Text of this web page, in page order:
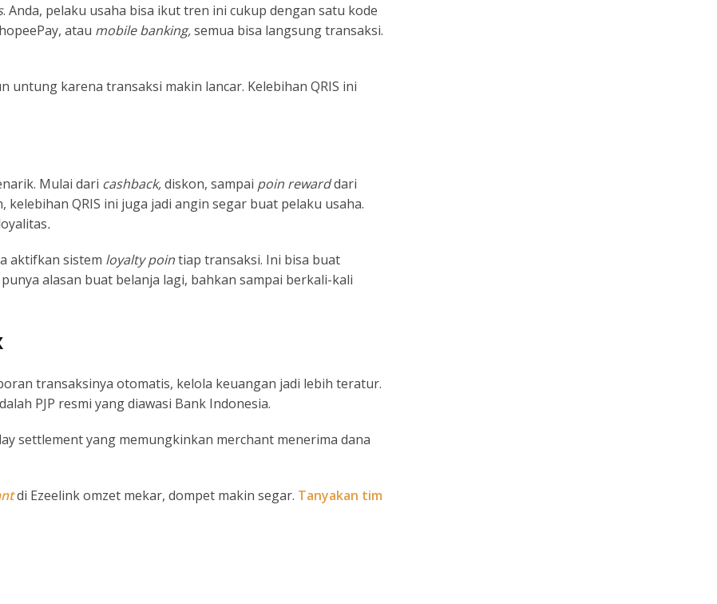
. Anda, pelaku usaha bisa ikut tren ini cukup dengan satu kode
atau mobile banking,semua bisa langsung transaksi.
untung karena transaksi makin lancar. Kelebihan QRIS ini
Mulai dari cashback,diskon, sampai poin rewarddari
QRIS ini juga jadi angin segar buat pelaku usaha.
.
aktifkan sistem loyalty pointiap transaksi. Ini bisa buat
alasan buat belanja lagi, bahkan sampai berkali-kali
transaksinya otomatis, kelola keuangan jadi lebih teratur.
PJP resmi yang diawasi Bank Indonesia.
settlement yang memungkinkan merchant menerima dana
di Ezeelink omzet mekar, dompet makin segar. Tanyakan tim